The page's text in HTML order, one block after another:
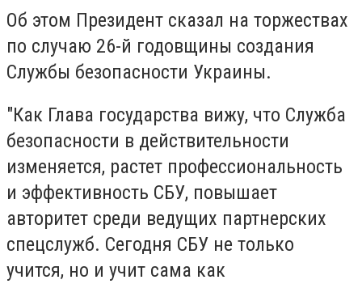
Об этом Президент сказал на торжествах
по случаю 26-й годовщины создания
Службы безопасности Украины.
"Как Глава государства вижу, что Служба
безопасности в действительности
изменяется, растет профессиональность
и эффективность СБУ, повышает
авторитет среди ведущих партнерских
спецслужб. Сегодня СБУ не только
учится, но и учит сама как